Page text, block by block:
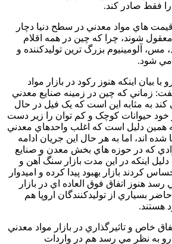
فقط صادر کند.
هاي مواد معدني در سطح دنيا دچار
شوند، چرا که چين در همه اقلام
مس، آلومينيوم بزرگ ترين توليدکننده و
شود.
بيان اينکه هنوز رکود در بازار مواد
گفت: زماني که چين در زمينه صنايع معدني
به مثابه اين است که يک فيل در حال
حيوانات کوچک و کم توان را زير دست
همين دليل است که اغلب واحدهاي معدني
شده اند، اما به هر حال اين جريان ادامه
که در حوزه هاي بخش معدن و صنايع
دليل اينکه در اين مدت بازار سنگ آهن و
کردند بازار بهبود پيدا کرده و اميدوار
هنوز اتفاق فوق العاده اي در بازار
بسياري از توليدکنندگان اروپا هم
هستند.
خاص و تاثيرگذاري در بازار مواد معدني
رو به نظر مي رسد هم در واردات